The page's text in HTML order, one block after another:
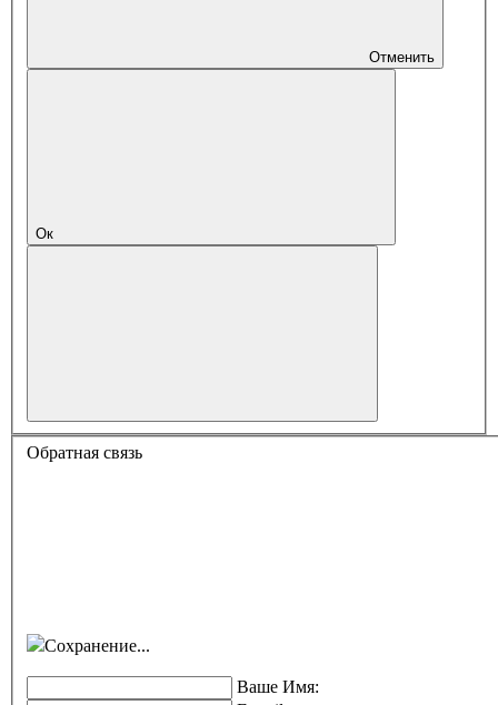
Отменить
Ок
Обратная связь
Сохранение...
Ваше Имя: